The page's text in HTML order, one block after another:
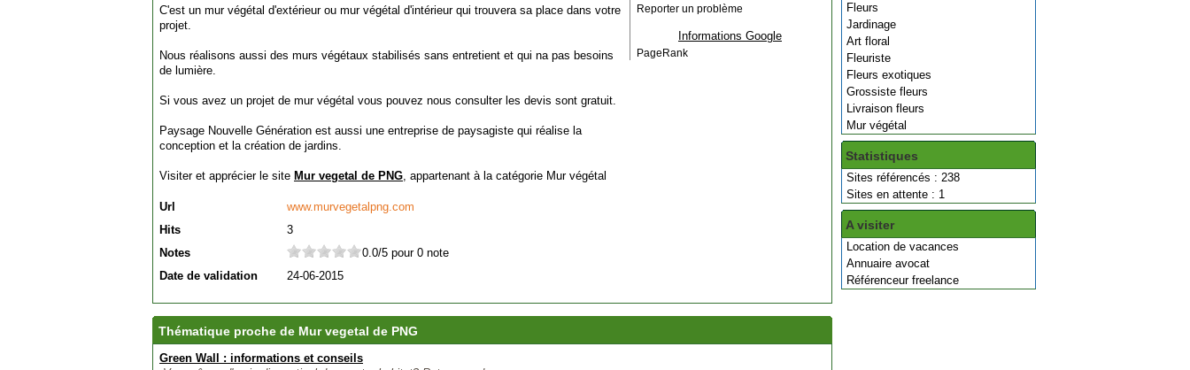
Fleurs
Jardinage
Art floral
Fleuriste
Fleurs exotiques
Grossiste fleurs
Livraison fleurs
Mur végétal
Statistiques
Sites référencés : 238
Sites en attente : 1
A visiter
Location de vacances
Annuaire avocat
Référenceur freelance
C'est un mur végétal d'extérieur ou mur végétal d'intérieur qui trouvera sa place dans votre
projet.
Nous réalisons aussi des murs végétaux stabilisés sans entretient et qui na pas besoins
de lumière.
Si vous avez un projet de mur végétal vous pouvez nous consulter les devis sont gratuit.
Paysage Nouvelle Génération est aussi une entreprise de paysagiste qui réalise la
conception et la création de jardins.
Visiter et apprécier le site Mur vegetal de PNG, appartenant à la catégorie Mur végétal
Url
www.murvegetalpng.com
Hits
3
Notes
0.0/5 pour 0 note
Date de validation
24-06-2015
Reporter un problème
Informations Google
PageRank
Thématique proche de Mur vegetal de PNG
Green Wall : informations et conseils